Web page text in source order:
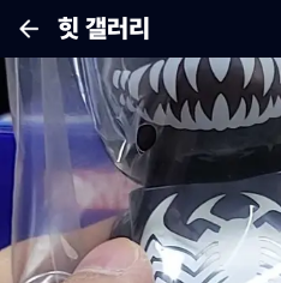
힛 갤러리